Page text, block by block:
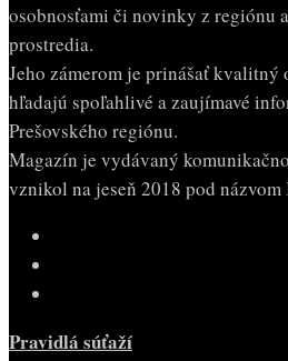
osobnosťami či novinky z regiónu
prostredia.
Jeho zámerom je prinášať
hľadajú spoľahlivé a zaujímavé
Prešovského regiónu.
Magazín je vydávaný
vznikol na jeseň 2018 pod názvom
Pravidlá súťaží